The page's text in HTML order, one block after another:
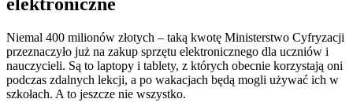
Niemal 400 milionów złotych – taką kwotę Ministerstwo Cyfryzacji
przeznaczyło już na zakup sprzętu elektronicznego dla uczniów i
nauczycieli. Są to laptopy i tablety, z których obecnie korzystają oni
podczas zdalnych lekcji, a po wakacjach będą mogli używać ich w
szkołach. A to jeszcze nie wszystko.